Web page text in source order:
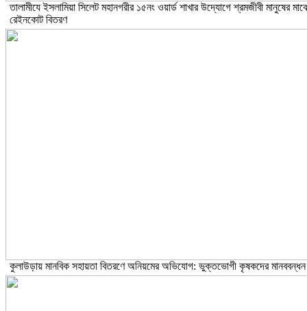
তালামীযে ইসলামিয়া সিলেট মহানগরীর ১৫নং ওয়ার্ড শাখার উদ্যোগে শ্রমজীবী মানুষের
রেইনকোট বিতরণ
কুলাউড়ায় মানবিক সহায়তা বিতরণে অনিয়মের অভিযোগ: ভুক্তভোগী কৃষকদের মানববন্ধন